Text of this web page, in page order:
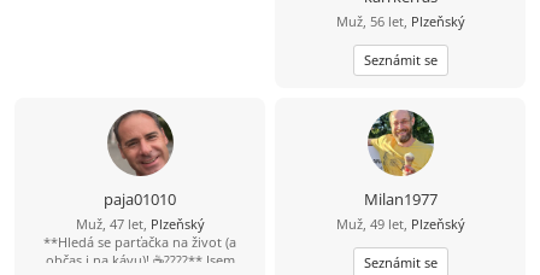
Muž, 56 let, Plzeňský
Seznámit se
paja01010
Muž, 47 let, Plzeňský
**Hledá se parťačka na život (a
občas i na kávu)! ☕????** Jsem
Milan1977
Muž, 49 let, Plzeňský
Seznámit se